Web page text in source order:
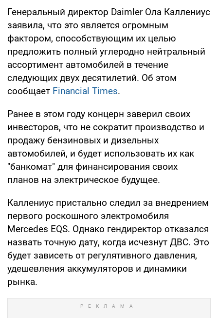
Генеральный директор Daimler Ола Каллениус
заявила, что это является огромным
фактором, способствующим их целью
предложить полный углеродно нейтральный
ассортимент автомобилей в течение
следующих двух десятилетий. Об этом
сообщает Financial Times.
Ранее в этом году концерн заверил своих
инвесторов, что не сократит производство и
продажу бензиновых и дизельных
автомобилей, и будет использовать их как
"банкомат" для финансирования своих
планов на электрическое будущее.
Каллениус пристально следил за внедрением
первого роскошного электромобиля
Mercedes EQS. Однако гендиректор отказался
назвать точную дату, когда исчезнут ДВС. Это
будет зависеть от регулятивного давления,
удешевления аккумуляторов и динамики
рынка.